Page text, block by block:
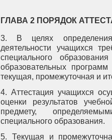
ГЛАВА 2 ПОРЯДОК
3. В целях определения
деятельности учащихся
специального
образовательных
текущая, промежуточная и
4. Аттестация учащихся
оценки результатов
предмету,
специального образования.
5. Текущая и